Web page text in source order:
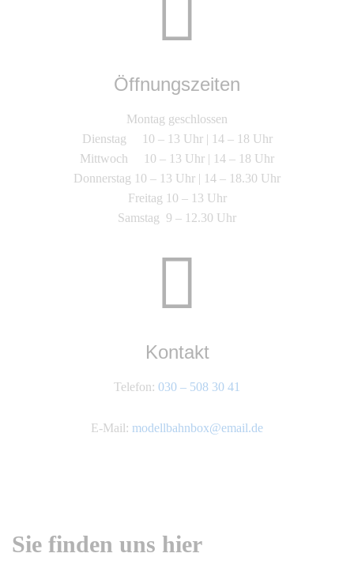
Öffnungszeiten
Montag geschlossen
Dienstag 10 – 13 Uhr | 14 – 18 Uhr
Mittwoch 10 – 13 Uhr | 14 – 18 Uhr
Donnerstag 10 – 13 Uhr | 14 – 18.30 Uhr
Freitag 10 – 13 Uhr
Samstag 9 – 12.30 Uhr
Kontakt
Telefon: 030 – 508 30 41
E-Mail: modellbahnbox@email.de
Sie finden uns hier